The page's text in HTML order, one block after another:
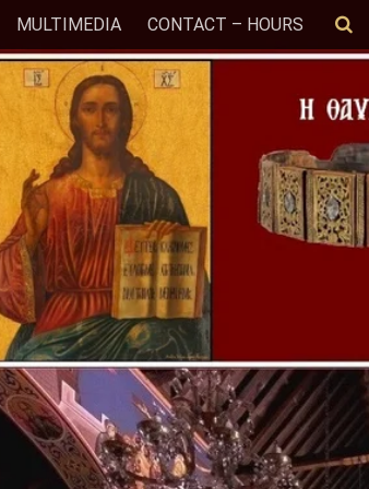
MULTIMEDIA CONTACT – HOURS